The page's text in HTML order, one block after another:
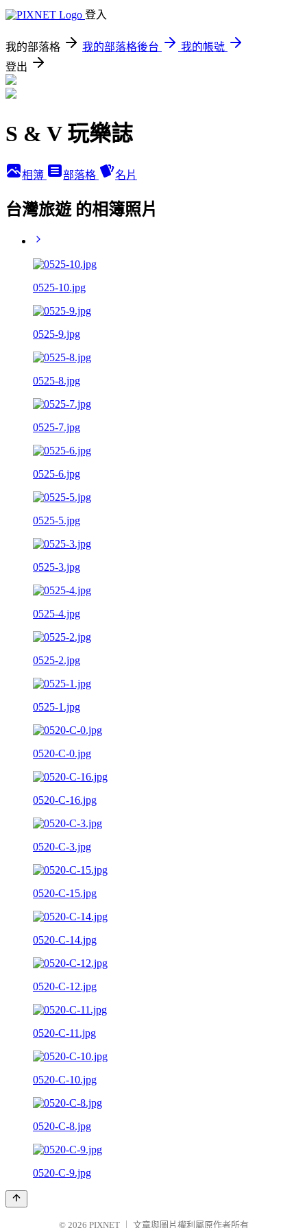
登入
我的部落格 我的部落格後台
我的帳號
登出
S & V 玩樂誌
相簿 部落格 名片
台灣旅遊 的相簿照片
0525-10.jpg
0525-9.jpg
0525-8.jpg
0525-7.jpg
0525-6.jpg
0525-5.jpg
0525-3.jpg
0525-4.jpg
0525-2.jpg
0525-1.jpg
0520-C-0.jpg
0520-C-16.jpg
0520-C-3.jpg
0520-C-15.jpg
0520-C-14.jpg
0520-C-12.jpg
0520-C-11.jpg
0520-C-10.jpg
0520-C-8.jpg
0520-C-9.jpg
© 2026 PIXNET 文章與圖片權利屬原作者所有